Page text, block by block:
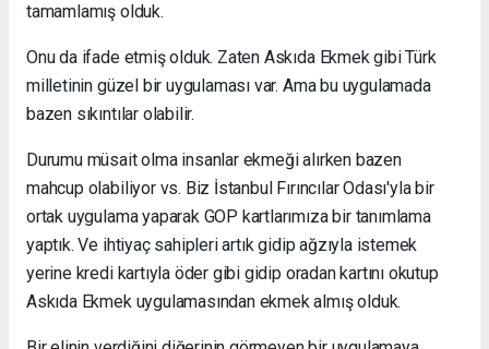
tamamlamış olduk.
Onu da ifade etmiş olduk. Zaten Askıda Ekmek gibi Türk
milletinin güzel bir uygulaması var. Ama bu uygulamada
bazen sıkıntılar olabilir.
Durumu müsait olma insanlar ekmeği alırken bazen
mahcup olabiliyor vs. Biz İstanbul Fırıncılar Odası'yla bir
ortak uygulama yaparak GOP kartlarımıza bir tanımlama
yaptık. Ve ihtiyaç sahipleri artık gidip ağzıyla istemek
yerine kredi kartıyla öder gibi gidip oradan kartını okutup
Askıda Ekmek uygulamasından ekmek almış olduk.